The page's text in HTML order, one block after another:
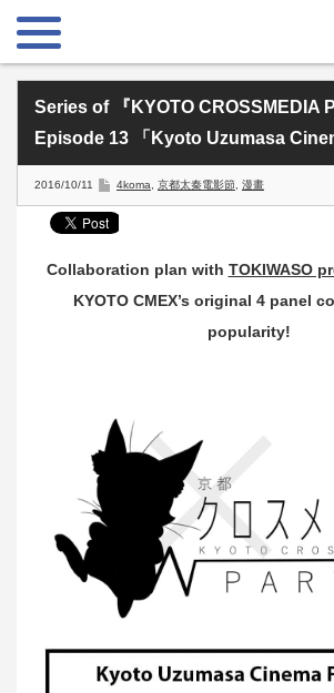
Series of 『KYOTO CROSSMEDIA
Episode 13 「Kyoto Uzumasa
2016/10/11 4koma 京都太秦電影節 漫畫
Collaboration plan with TOKIWASO
KYOTO CMEX’s original 4 panel
popularity!